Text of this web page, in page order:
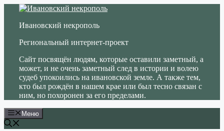
Перейти
содержимому
Ивановский некрополь
Региональный интернет-проект
Сайт посвящён людям, которые оставили заметный, а
может, и не очень заметный след в истории и волею
судеб упокоились на ивановской земле. А также тем,
кто был рождён в нашем крае или был тесно связан с
ним, но похоронен за его пределами.
Меню